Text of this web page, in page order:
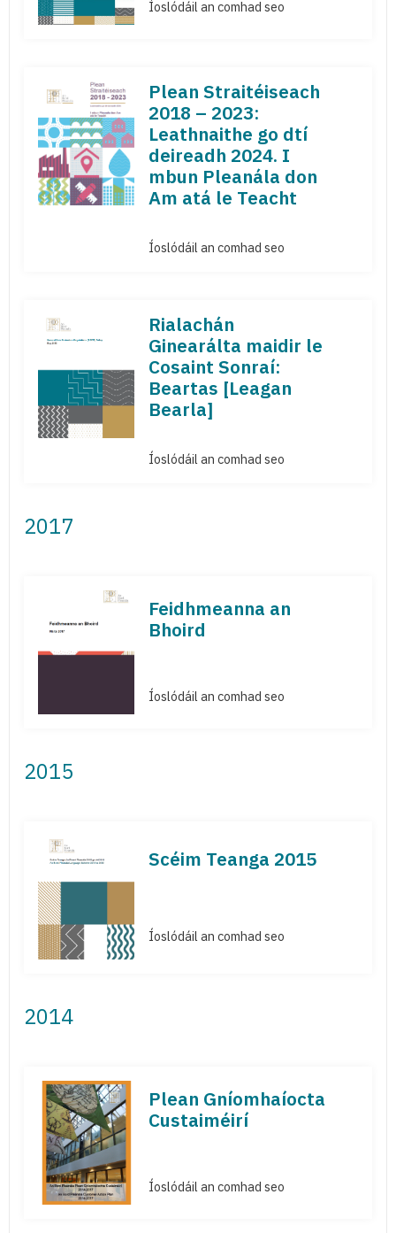
Íoslódáil an comhad seo
Plean Straitéiseach
2018 – 2023:
Leathnaithe go dtí
deireadh 2024. I
mbun Pleanála don
Am atá le Teacht
Íoslódáil an comhad seo
Rialachán
Ginearálta maidir le
Cosaint Sonraí:
Beartas [Leagan
Bearla]
Íoslódáil an comhad seo
2017
Feidhmeanna an
Bhoird
Íoslódáil an comhad seo
2015
Scéim Teanga 2015
Íoslódáil an comhad seo
2014
Plean Gníomhaíocta
Custaiméirí
Íoslódáil an comhad seo